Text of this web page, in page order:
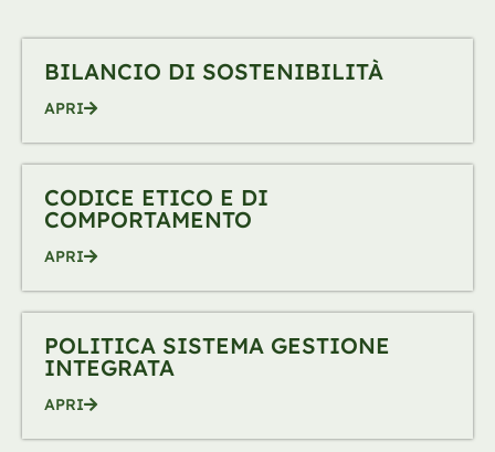
BILANCIO DI SOSTENIBILITÀ
APRI
CODICE ETICO E DI
COMPORTAMENTO
APRI
POLITICA SISTEMA GESTIONE
INTEGRATA
APRI